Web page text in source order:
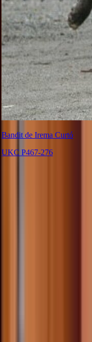
Bandit de Irema Curtó
UKC P467-276